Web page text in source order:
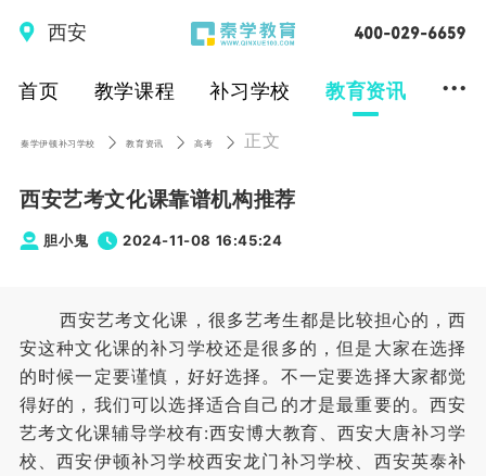
西安
首页 教学课程 补习学校 教育资讯 ...
秦学伊顿补习学校 教育资讯 高考 正文
西安艺考文化课靠谱机构推荐
胆小鬼 2024-11-08 16:45:24
西安艺考文化课，很多艺考生都是比较担心的，西
安这种文化课的补习学校还是很多的，但是大家在选择
的时候一定要谨慎，好好选择。不一定要选择大家都觉
得好的，我们可以选择适合自己的才是最重要的。西安
艺考文化课辅导学校有:西安博大教育、西安大唐补习学
校、西安伊顿补习学校西安龙门补习学校、西安英泰补